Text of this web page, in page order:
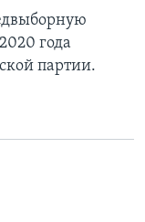
года
партии.